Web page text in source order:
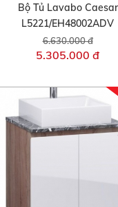
Bộ Tủ Lavabo Caesar
L5221/EH48002ADV
6.630.000 đ
5.305.000 đ